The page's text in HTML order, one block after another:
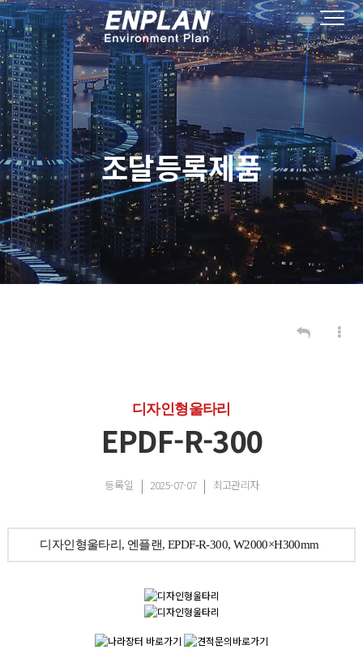
조달등록제품
디자인형울타리
EPDF-R-300
등록일 2025-07-07 최고관리자
디자인형울타리, 엔플랜, EPDF-R-300, W2000×H300mm